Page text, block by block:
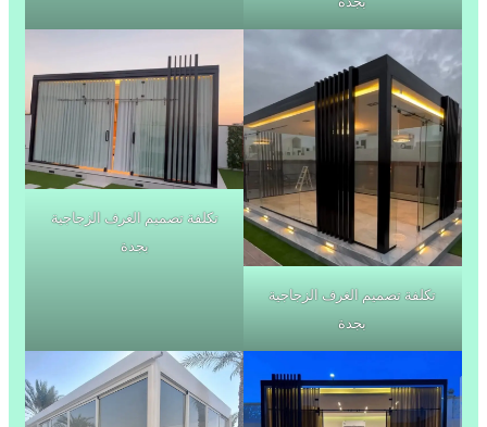
تكلفة تصميم الغرف الزجاجية
بجدة
تكلفة تصميم الغرف الزجاجية
بجدة